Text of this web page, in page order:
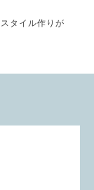
タイル作りが